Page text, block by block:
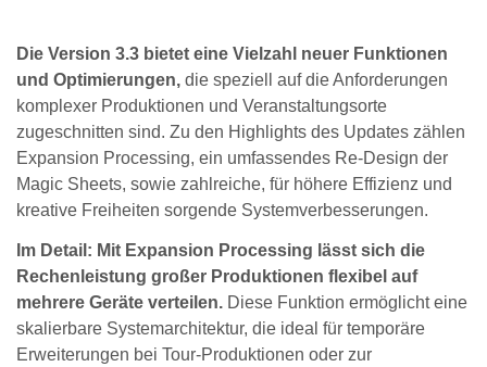
Die Version 3.3 bietet eine Vielzahl neuer Funktionen
und Optimierungen, die speziell auf die Anforderungen
komplexer Produktionen und Veranstaltungsorte
zugeschnitten sind. Zu den Highlights des Updates zählen
Expansion Processing, ein umfassendes Re-Design der
Magic Sheets, sowie zahlreiche, für höhere Effizienz und
kreative Freiheiten sorgende Systemverbesserungen.
Im Detail: Mit Expansion Processing lässt sich die
Rechenleistung großer Produktionen flexibel auf
mehrere Geräte verteilen. Diese Funktion ermöglicht eine
skalierbare Systemarchitektur, die ideal für temporäre
Erweiterungen bei Tour-Produktionen oder zur